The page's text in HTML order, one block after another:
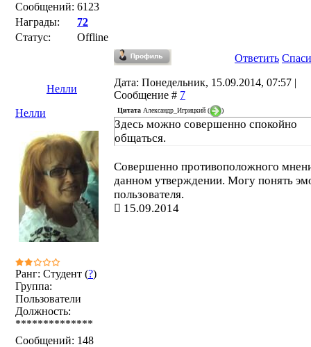
Сообщений: 6123
Награды:
72
Статус:
Offline
Ответить
Нелли
Дата: Понедельник, 15.09.2014, 07:57 |
Сообщение # 7
Нелли
Ранг: Студент (?)
Группа:
Пользователи
Должность:
**************
Сообщений: 148
Цитата Александр_Игрицкий ( )
Здесь можно совершенно спокойно
общаться.
Совершенно противоположного
данном утверждении. Могу понять
пользователя.
15.09.2014